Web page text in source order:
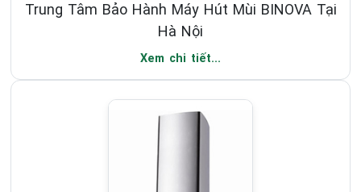
Trung Tâm Bảo Hành Máy Hút Mùi BINOVA Tại
Hà Nội
Xem chi tiết...